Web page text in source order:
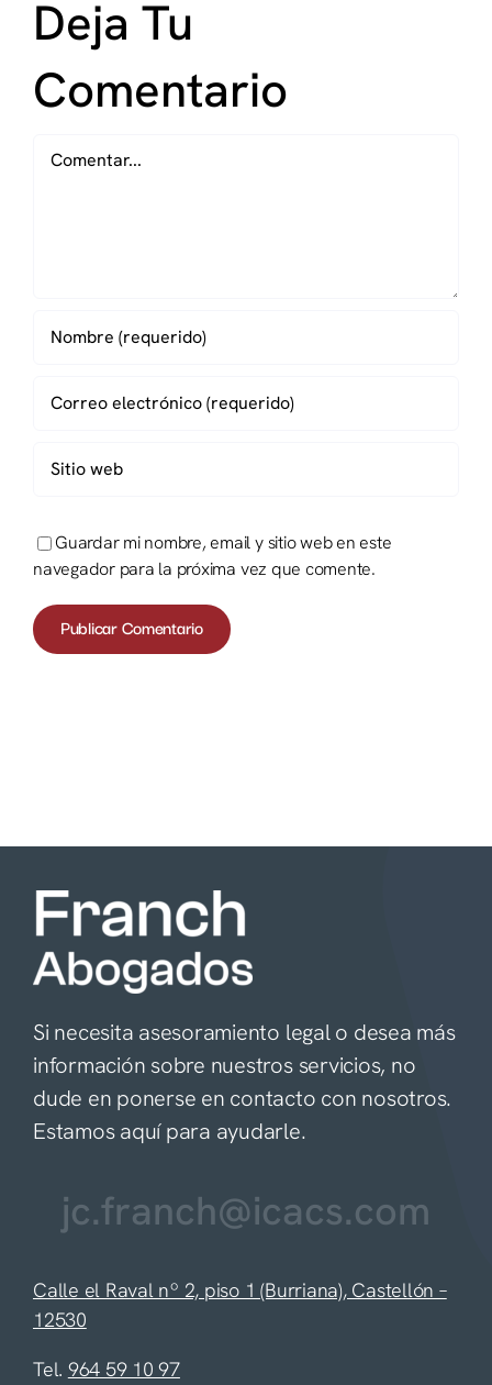
Deja Tu
Comentario
Guardar mi nombre, email y sitio web en este
navegador para la próxima vez que comente.
Si necesita asesoramiento legal o desea más
información sobre nuestros servicios, no
dude en ponerse en contacto con nosotros.
Estamos aquí para ayudarle.
jc.franch@icacs.com
Calle el Raval nº 2, piso 1 (Burriana), Castellón –
12530
Tel. 964 59 10 97